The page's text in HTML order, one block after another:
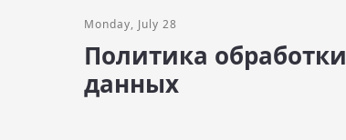
Monday, July 28
Политика
данных